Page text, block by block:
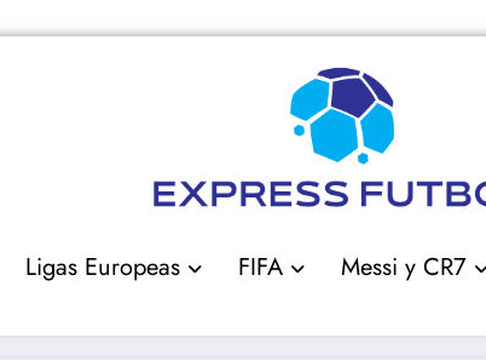
Ligas Europeas FIFA Messi y CR7